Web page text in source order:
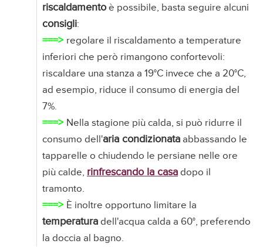
riscaldamentoè possibile, basta seguire alcuni
consigli:
===> regolare il riscaldamento a temperature
inferiori che però rimangono confortevoli:
riscaldare una stanza a 19°C invece che a 20°C,
ad esempio, riduce il consumo di energia del
7%.
===> Nella stagione più calda, si può ridurre il
consumo dell'aria condizionata abbassando le
tapparelle o chiudendo le persiane nelle ore
più calde, rinfrescando la casa dopo il
tramonto.
===> È inoltre opportuno limitare la
temperatura dell'acqua calda a 60°, preferendo
la doccia al bagno.